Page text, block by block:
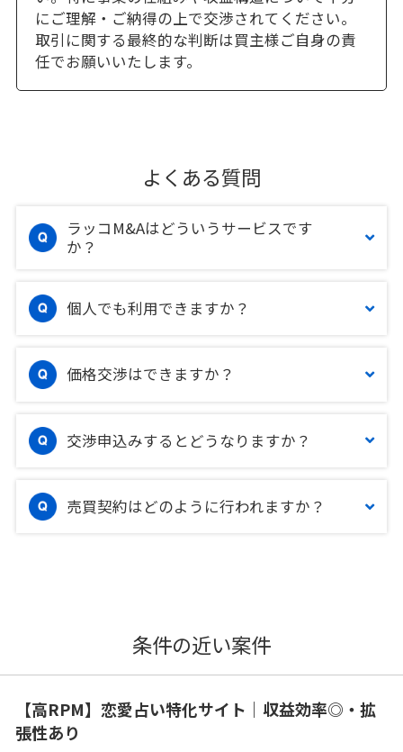
にご理解・ご納得の上で交渉されてください。
取引に関する最終的な判断は買主様ご自身の責
任でお願いいたします。
よくある質問
ラッコM&Aはどういうサービスです
か？
個人でも利用できますか？
価格交渉はできますか？
交渉申込みするとどうなりますか？
売買契約はどのように行われますか？
条件の近い案件
【高RPM】恋愛占い特化サイト｜収益効率◎・拡
張性あり